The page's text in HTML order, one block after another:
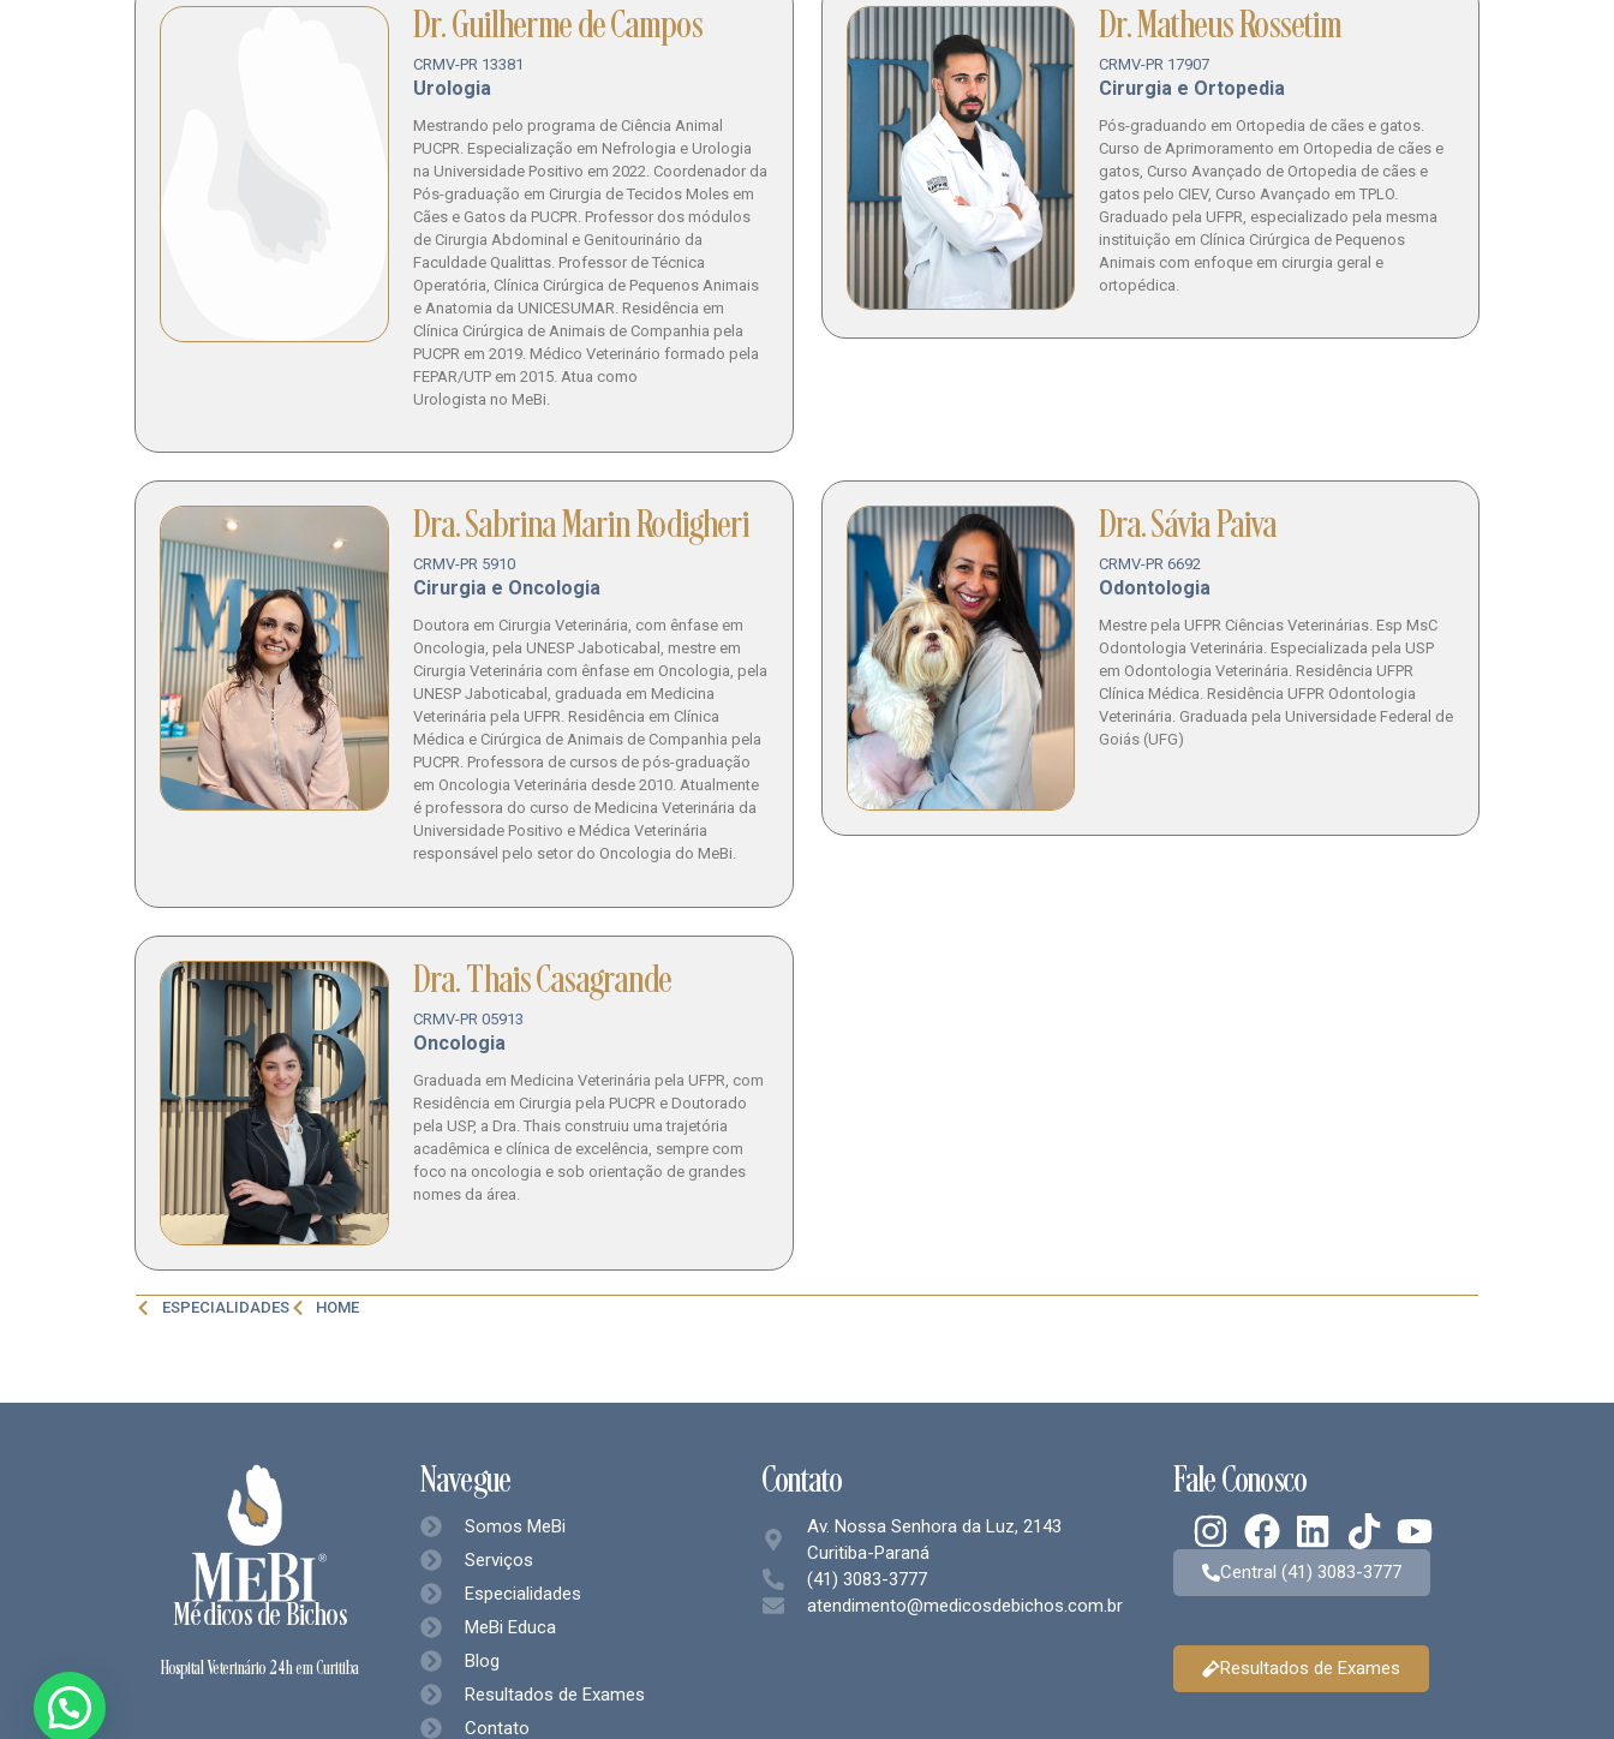
Dr. Guilherme de Campos
CRMV-PR 13381
Urologia
Mestrando pelo programa de Ciência Animal
PUCPR. Especialização em Nefrologia e Urologia
na Universidade Positivo em 2022. Coordenador da
Pós-graduação em Cirurgia de Tecidos Moles em
Cães e Gatos da PUCPR. Professor dos módulos
de Cirurgia Abdominal e Genitourinário da
Faculdade Qualittas. Professor de Técnica
Operatória, Clínica Cirúrgica de Pequenos Animais
e Anatomia da UNICESUMAR. Residência em
Clínica Cirúrgica de Animais de Companhia pela
PUCPR em 2019. Médico Veterinário formado pela
FEPAR/UTP em 2015. Atua como
Urologista no MeBi.
Dr. Matheus Rossetim
CRMV-PR 17907
Cirurgia e Ortopedia
Pós-graduando em Ortopedia de cães e gatos.
Curso de Aprimoramento em Ortopedia de cães e
gatos, Curso Avançado de Ortopedia de cães e
gatos pelo CIEV, Curso Avançado em TPLO.
Graduado pela UFPR, especializado pela mesma
instituição em Clínica Cirúrgica de Pequenos
Animais com enfoque em cirurgia geral e
ortopédica.
Dra. Sabrina Marin Rodigheri
CRMV-PR 5910
Cirurgia e Oncologia
Doutora em Cirurgia Veterinária, com ênfase em
Oncologia, pela UNESP Jaboticabal, mestre em
Cirurgia Veterinária com ênfase em Oncologia, pela
UNESP Jaboticabal, graduada em Medicina
Veterinária pela UFPR. Residência em Clínica
Médica e Cirúrgica de Animais de Companhia pela
PUCPR. Professora de cursos de pós-graduação
em Oncologia Veterinária desde 2010. Atualmente
é professora do curso de Medicina Veterinária da
Universidade Positivo e Médica Veterinária
responsável pelo setor do Oncologia do MeBi.
Dra. Sávia Paiva
CRMV-PR 6692
Odontologia
Mestre pela UFPR Ciências Veterinárias. Esp MsC
Odontologia Veterinária. Especializada pela USP
em Odontologia Veterinária. Residência UFPR
Clínica Médica. Residência UFPR Odontologia
Veterinária. Graduada pela Universidade Federal de
Goiás (UFG)
Dra. Thais Casagrande
CRMV-PR 05913
Oncologia
Graduada em Medicina Veterinária pela UFPR, com
Residência em Cirurgia pela PUCPR e Doutorado
pela USP, a Dra. Thais construiu uma trajetória
acadêmica e clínica de excelência, sempre com
foco na oncologia e sob orientação de grandes
nomes da área.
ESPECIALIDADES HOME
Médicos de Bichos
Hospital Veterinário 24h em Curitiba
Navegue
Somos MeBi
Serviços
Especialidades
MeBi Educa
Blog
Resultados de Exames
Contato
Contato
Av. Nossa Senhora da Luz, 2143
Curitiba-Paraná
(41) 3083-3777
atendimento@medicosdebichos.com.br
Fale Conosco
Central (41) 3083-3777
Resultados de Exames